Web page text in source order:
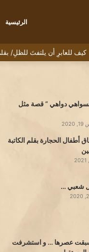
الرئيسية
كيف للعابرِ أن يلتفتَ للظلِ/
دواهي ” قصة مثل
أطفال الحجارة بقلم الكاتبة
شعبي …
عصرها … و استشرفت